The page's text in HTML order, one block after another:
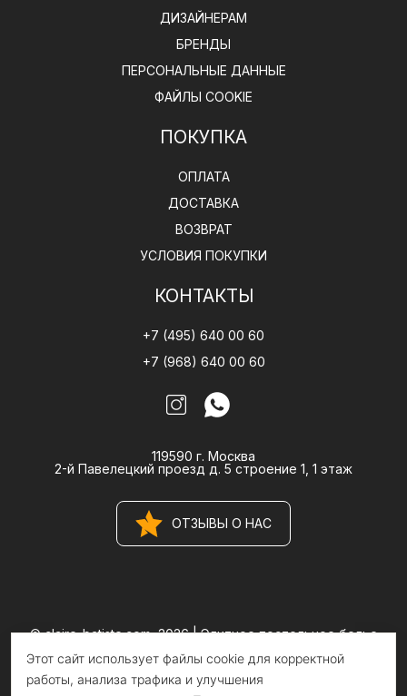
ДИЗАЙНЕРАМ
БРЕНДЫ
ПЕРСОНАЛЬНЫЕ ДАННЫЕ
ФАЙЛЫ COOKIE
ПОКУПКА
ОПЛАТА
ДОСТАВКА
ВОЗВРАТ
УСЛОВИЯ ПОКУПКИ
КОНТАКТЫ
+7 (495) 640 00 60
+7 (968) 640 00 60
119590 г. Москва
2-й Павелецкий проезд д. 5 строение 1, 1 этаж
ОТЗЫВЫ О НАС
© claire-batiste.com, 2026 |Элитное постельное белье
Информация на сайте носит информационный характер и не
является публичной офертой
Этот сайт использует файлы cookie для корректной
работы, анализа трафика и улучшения